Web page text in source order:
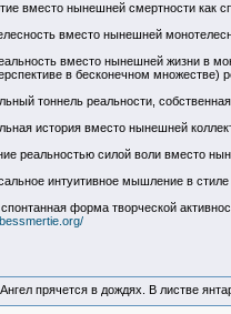
вместо нынешней смертности как
вместо нынешней
вместо нынешней жизни в
в бесконечном множестве)
тоннель реальности,
история вместо нынешней
реальностью силой воли вместо
интуитивное мышление в
спонтанная форма творческой
прячется в дождях. В листве